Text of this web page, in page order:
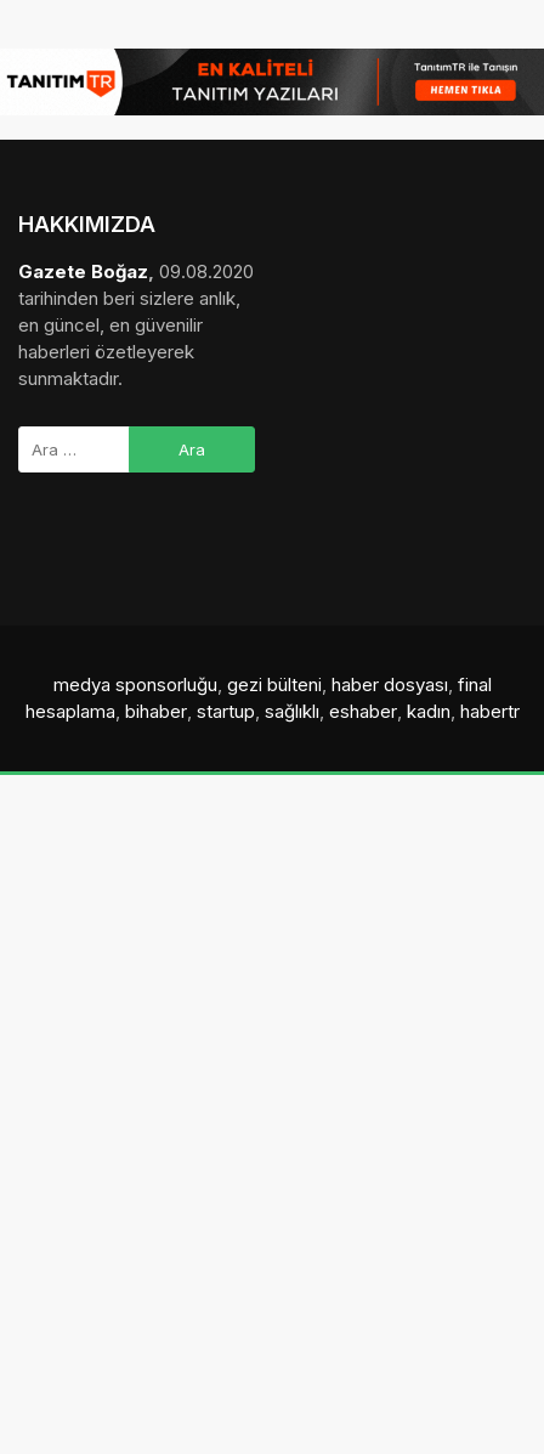
HAKKIMIZDA
Gazete Boğaz, 09.08.2020
tarihinden beri sizlere anlık,
en güncel, en güvenilir
haberleri özetleyerek
sunmaktadır.
medya sponsorluğu, gezi bülteni, haber dosyası, final
hesaplama, bihaber, startup, sağlıklı, eshaber, kadın, habertr